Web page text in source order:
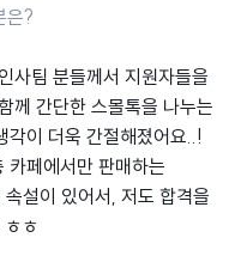
은?
사팀 분들께서 지원자들을
께 간단한 스몰톡을 나누는
각이 더욱 간절해졌어요..!
카페에서만 판매하는
설이 있어서, 저도 합격을
ㅎ